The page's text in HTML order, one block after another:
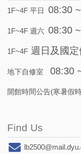
1F~4F 平日 08:30
1F~4F 週六 08:30
1F~4F 週日及國
地下自修室 08:30
開館時間公告(寒暑假
Find Us